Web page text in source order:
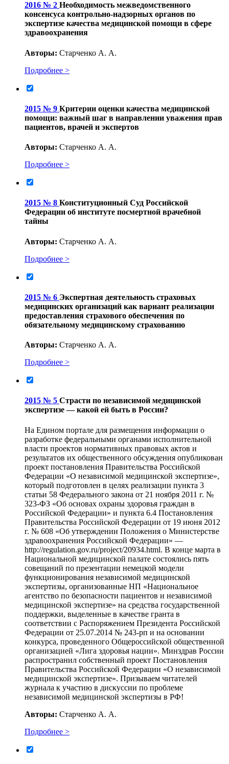
2016 № 2 Необходимость межведомственного
консенсуса контрольно-надзорных органов по
экспертизе качества медицинской помощи в сфере
здравоохранения
Авторы: Старченко А. А.
Подробнее >
2015 № 9 Критерии оценки качества медицинской
помощи: важный шаг в направлении уважения прав
пациентов, врачей и экспертов
Авторы: Старченко А. А.
Подробнее >
2015 № 8 Конституционный Суд Российской
Федерации об институте посмертной врачебной
тайны
Авторы: Старченко А. А.
Подробнее >
2015 № 6 Экспертная деятельность страховых
медицинских организаций как вариант реализации
предоставления страхового обеспечения по
обязательному медицинскому страхованию
Авторы: Старченко А. А.
Подробнее >
2015 № 5 Страсти по независимой медицинской
экспертизе — какой ей быть в России?
На Едином портале для размещения информации о
разработке федеральными органами исполнительной
власти проектов нормативных правовых актов и
результатов их общественного обсуждения опубликован
проект постановления Правительства Российской
Федерации «О независимой медицинской экспертизе»,
который подготовлен в целях реализации пункта 3
статьи 58 Федерального закона от 21 ноября 2011 г. №
323-ФЗ «Об основах охраны здоровья граждан в
Российской Федерации» и пункта 6.4 Постановления
Правительства Российской Федерации от 19 июня 2012
г. № 608 «Об утверждении Положения о Министерстве
здравоохранения Российской Федерации» —
http://regulation.gov.ru/project/20934.html. В конце марта в
Национальной медицинской палате состоялись пять
совещаний по презентации немецкой модели
функционирования независимой медицинской
экспертизы, организованные НП «Национальное
агентство по безопасности пациентов и независимой
медицинской экспертизе» на средства государственной
поддержки, выделенные в качестве гранта в
соответствии с Распоряжением Президента Российской
Федерации от 25.07.2014 № 243-рп и на основании
конкурса, проведенного Общероссийской общественной
организацией «Лига здоровья нации». Минздрав России
распространил собственный проект Постановления
Правительства Российской Федерации «О независимой
медицинской экспертизе». Призываем читателей
журнала к участию в дискуссии по проблеме
независимой медицинской экспертизы в РФ!
Авторы: Старченко А. А.
Подробнее >